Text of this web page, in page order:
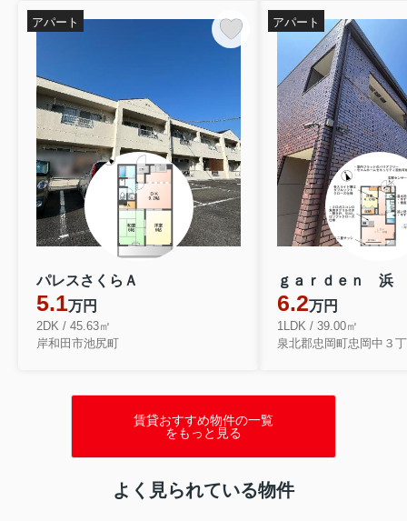
パレスさくらＡ
5.1万円
2DK / 45.63㎡
岸和田市池尻町
アパート
ｇａｒｄｅｎ 浜
6.2万円
1LDK / 39.00㎡
泉北郡忠岡町忠岡中３
アパート
賃貸おすすめ物件の一覧
をもっと見る
よく見られている物件